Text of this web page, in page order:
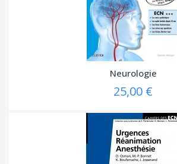
Neurologie
25,00 €